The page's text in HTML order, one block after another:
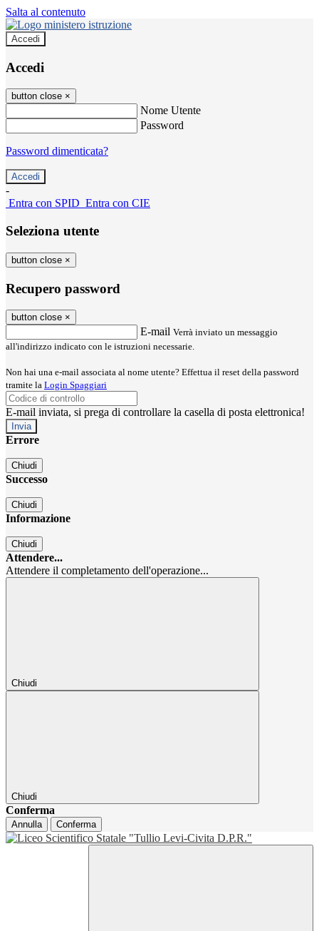
Salta al contenuto
Accedi
Accedi
button close ×
Nome Utente
Password
Password dimenticata?
-
Entra con SPID Entra con CIE
Seleziona utente
button close ×
Recupero password
button close ×
E-mail Verrà inviato un messaggio
all'indirizzo indicato con le istruzioni necessarie.
Non hai una e-mail associata al nome utente? Effettua il reset della password
tramite la Login Spaggiari
E-mail inviata, si prega di controllare la casella di posta elettronica!
Errore
Chiudi
Successo
Chiudi
Informazione
Chiudi
Attendere...
Attendere il completamento dell'operazione...
Chiudi
Chiudi
Conferma
Annulla Conferma